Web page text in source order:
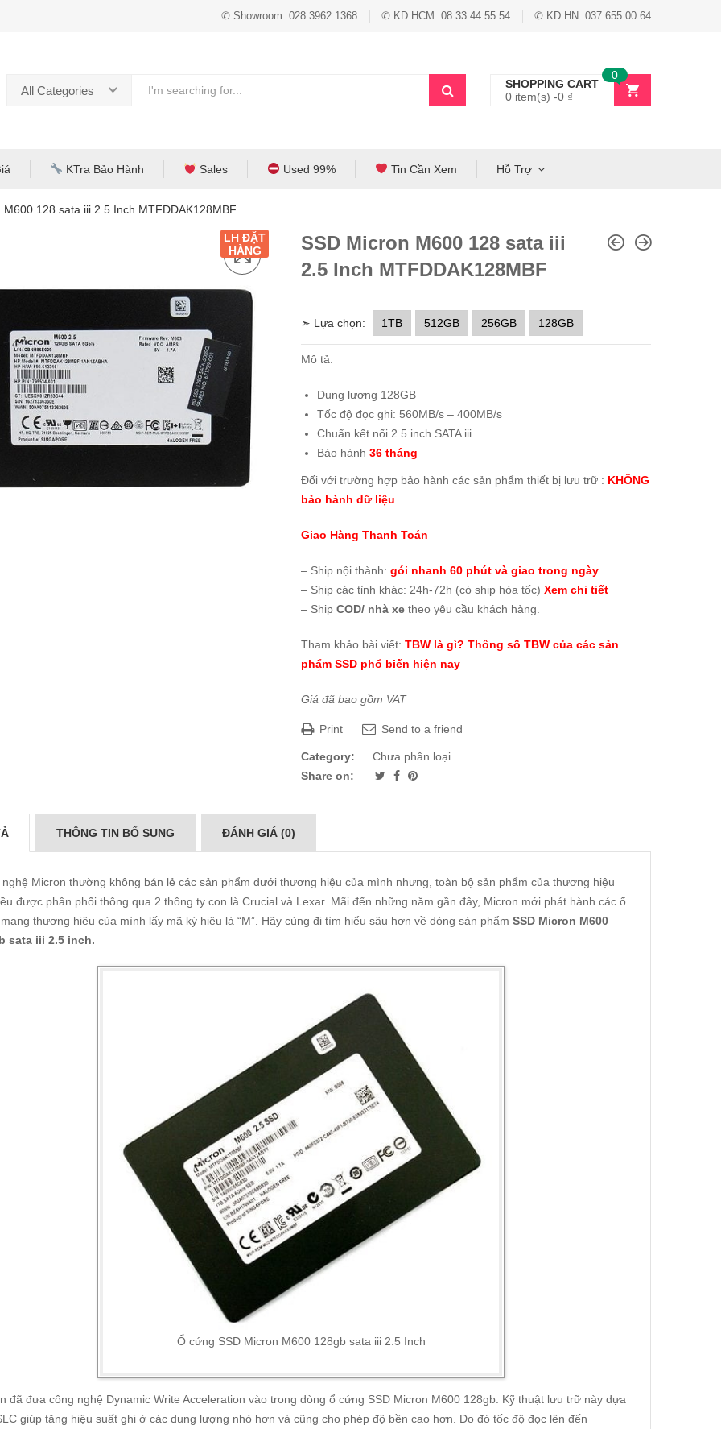
✆ Showroom: 028.3962.1368 ✆ KD HCM: 08.33.44.55.54 ✆ KD HN: 037.655.00.64
All Categories
SHOPPING CART
0 item(s) -0 ₫
0
KTra Bảo Hành Sales Used 99% Tin Cần Xem Hỗ Trợ
M600 128 sata iii 2.5 Inch MTFDDAK128MBF
LH ĐẶT
HÀNG
SSD Micron M600 128 sata iii
2.5 Inch MTFDDAK128MBF
➣ Lựa chọn: 1TB 512GB 256GB 128GB
Mô tả:
Dung lượng 128GB
Tốc độ đọc ghi: 560MB/s – 400MB/s
Chuẩn kết nối 2.5 inch SATA iii
Bảo hành 36 tháng
Đối với trường hợp bảo hành các sản phẩm thiết bị lưu trữ : KHÔNG
bảo hành dữ liệu
Giao Hàng Thanh Toán
– Ship nội thành: gói nhanh 60 phút và giao trong ngày
– Ship các tỉnh khác: 24h-72h (có ship hỏa tốc) Xem chi tiết
– Ship COD/ nhà xe theo yêu cầu khách hàng.
Tham khảo bài viết: TBW là gì? Thông số TBW của các sản
phẩm SSD phổ biến hiện nay
Giá đã bao gồm VAT
Print Send to a friend
Category:
Chưa phân loại
Share on:
THÔNG TIN BỔ SUNG ĐÁNH GIÁ (0)
nghệ Micron thường không bán lẻ các sản phẩm dưới thương hiệu của mình nhưng, toàn bộ sản phẩm của thương hiệu
được phân phối thông qua 2 thông ty con là Crucial và Lexar. Mãi đến những năm gần đây, Micron mới phát hành các ổ
thương hiệu của mình lấy mã ký hiệu là “M”. Hãy cùng đi tìm hiểu sâu hơn về dòng sản phẩm SSD Micron M600
sata iii 2.5 inch.
Ổ cứng SSD Micron M600 128gb sata iii 2.5 Inch
đã đưa công nghệ Dynamic Write Acceleration vào trong dòng ổ cứng SSD Micron M600 128gb. Kỹ thuật lưu trữ này dựa
giúp tăng hiệu suất ghi ở các dung lượng nhỏ hơn và cũng cho phép độ bền cao hơn. Do đó tốc độ đọc lên đến